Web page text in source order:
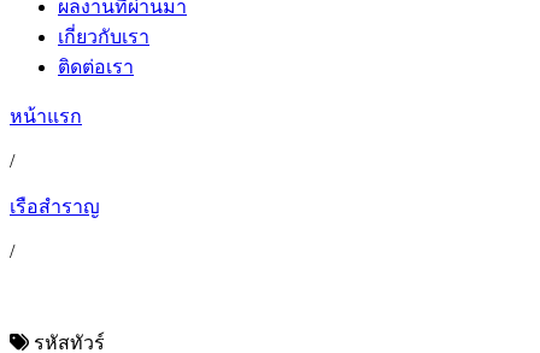
ผลงานที่ผ่านมา
เกี่ยวกับเรา
ติดต่อเรา
หน้าแรก
/
เรือสำราญ
/
รหัสทัวร์